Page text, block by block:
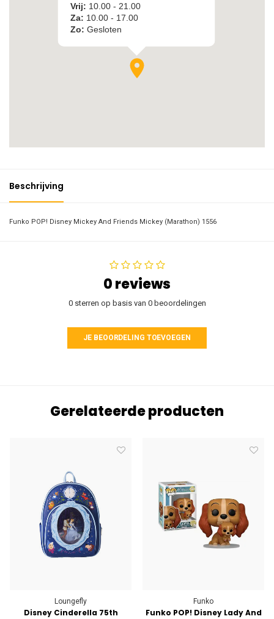
Beschrijving
Funko POP! Disney Mickey And Friends Mickey (Marathon) 1556
0 reviews
0 sterren op basis van 0 beoordelingen
JE BEOORDELING TOEVOEGEN
Gerelateerde producten
Loungefly
Disney Cinderella 75th
Funko
Funko POP! Disney Lady And